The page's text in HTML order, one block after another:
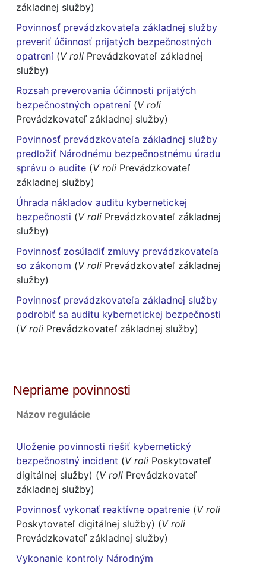
základnej služby)
Povinnosť prevádzkovateľa základnej služby
preveriť účinnosť prijatých bezpečnostných
opatrení (V roli Prevádzkovateľ základnej
služby)
Rozsah preverovania účinnosti prijatých
bezpečnostných opatrení (V roli
Prevádzkovateľ základnej služby)
Povinnosť prevádzkovateľa základnej služby
predložiť Národnému bezpečnostnému úradu
správu o audite (V roli Prevádzkovateľ
základnej služby)
Úhrada nákladov auditu kybernetickej
bezpečnosti (V roli Prevádzkovateľ základnej
služby)
Povinnosť zosúladiť zmluvy prevádzkovateľa
so zákonom (V roli Prevádzkovateľ základnej
služby)
Povinnosť prevádzkovateľa základnej služby
podrobiť sa auditu kybernetickej bezpečnosti
(V roli Prevádzkovateľ základnej služby)
Nepriame povinnosti
Názov regulácie
Uloženie povinnosti riešiť kybernetický
bezpečnostný incident (V roli Poskytovateľ
digitálnej služby) (V roli Prevádzkovateľ
základnej služby)
Povinnosť vykonať reaktívne opatrenie (V roli
Poskytovateľ digitálnej služby) (V roli
Prevádzkovateľ základnej služby)
Vykonanie kontroly Národným